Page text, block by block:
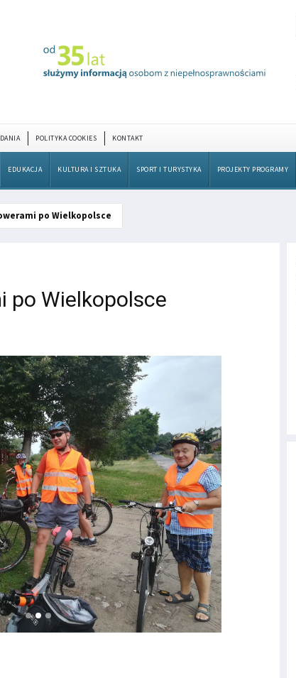
POLITYKA COOKIES KONTAKT
EDUKACJA KULTURA I SZTUKA SPORT I TURYSTYKA PROJEKTY PROGRAMY
po Wielkopolsce
po Wielkopolsce